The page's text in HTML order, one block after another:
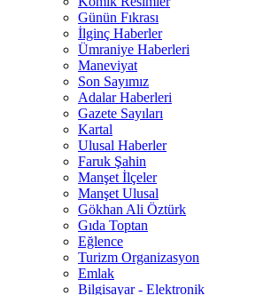
Günün Fıkrası
İlginç Haberler
Ümraniye Haberleri
Maneviyat
Son Sayımız
Adalar Haberleri
Gazete Sayıları
Kartal
Ulusal Haberler
Faruk Şahin
Manşet İlçeler
Manşet Ulusal
Gökhan Ali Öztürk
Gıda Toptan
Eğlence
Turizm Organizasyon
Emlak
Bilgisayar - Elektronik